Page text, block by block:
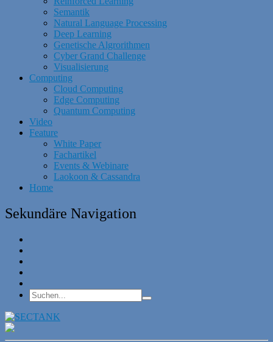
Semantik
Natural Language Processing
Deep Learning
Genetische Algrorithmen
Cyber Grand Challenge
Visualisierung
Computing
Cloud Computing
Edge Computing
Quantum Computing
Video
Feature
White Paper
Fachartikel
Events & Webinare
Laokoon & Cassandra
Home
Sekundäre Navigation